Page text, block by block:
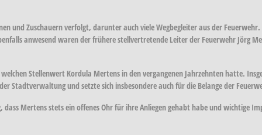
und Zuschauern verfolgt, darunter auch viele Wegbegleiter aus der
anwesend waren der frühere stellvertretende Leiter der Feuerwehr Jörg
Stellenwert Kordula Mertens in den vergangenen Jahrzehnten hatte.
Stadtverwaltung und setzte sich insbesondere auch für die Belange der
Mertens stets ein offenes Ohr für ihre Anliegen gehabt habe und wichtige